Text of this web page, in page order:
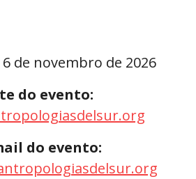
6 de novembro de 2026
do evento:
do evento: